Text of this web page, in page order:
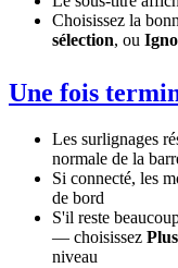
Choisissez la
sélection, ou
Une fois
Les surlignages
normale de la
Si connecté, les
de bord
S'il reste
— choisissez
niveau